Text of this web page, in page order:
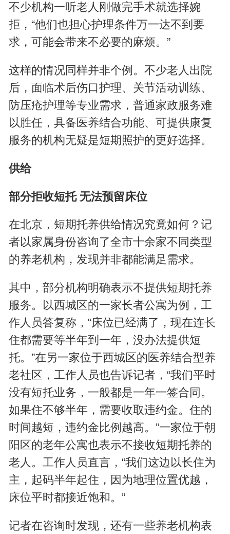
不少机构一听老人刚做完手术就选择婉
拒，“他们也担心护理条件万一达不到要
求，可能会带来不必要的麻烦。”
这样的情况同样并非个例。不少老人出院
后，面临术后伤口护理、关节活动训练、
防压疮护理等专业需求，普通家政服务难
以胜任，具备医养结合功能、可提供康复
服务的机构无疑是短期照护的更好选择。
供给
部分拒收短托 无法预留床位
在北京，短期托养供给情况究竟如何？记
者以家属身份咨询了全市十余家不同类型
的养老机构，发现并非都能满足需求。
其中，部分机构明确表示不提供短期托养
服务。以西城区的一家长者公寓为例，工
作人员答复称，“床位已经满了，现在连长
住都需要等半年到一年，没办法提供短
托。”在另一家位于西城区的医养结合型养
老社区，工作人员也告诉记者，“我们平时
没有短托业务，一般都是一年一签合同。
如果住不够半年，需要收取违约金。住的
时间越短，违约金比例越高。”一家位于朝
阳区的老年公寓也表示不接收短期托养的
老人。工作人员直言，“我们这边以长住为
主，起码半年起住，因为地理位置优越，
床位平时都接近饱和。”
记者在咨询时发现，还有一些养老机构表